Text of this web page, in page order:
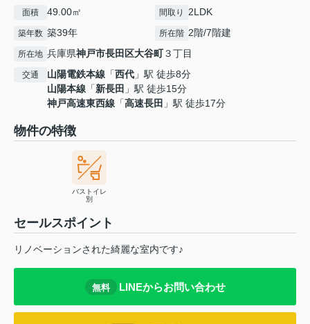
面積 49.00㎡ 間取り 2LDK
築年数 築39年 所在階 2階/7階建
所在地 兵庫県神戸市長田区大谷町３丁目
交通 山陽電鉄本線 「西代 」駅 徒歩8分
山陽本線 「新長田 」駅 徒歩15分
神戸高速東西線 「高速長田 」駅 徒歩17分
物件の特徴
バストイレ
別
セールスポイント
リノベーションされた綺麗な室内です♪
無料 LINEからお問い合わせ